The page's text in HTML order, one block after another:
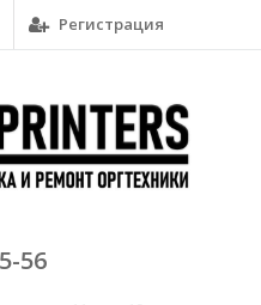
Регистрация
56